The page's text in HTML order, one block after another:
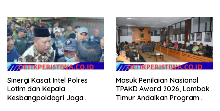
Sinergi Kasat Intel Polres
Lotim dan Kepala
Kesbangpoldagri Jaga
Masuk Penilaian Nasional
TPAKD Award 2026, Lombok
Timur Andalkan Program